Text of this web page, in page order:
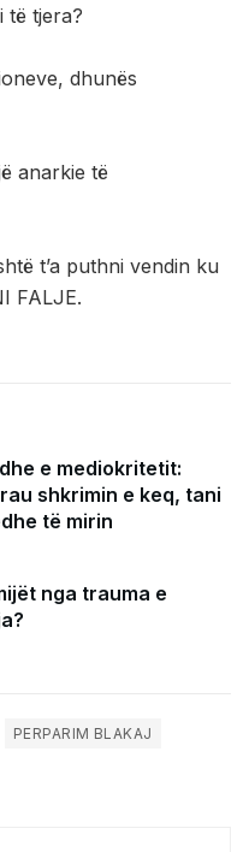
të tjera?
dhunës
anarkie të
t’a puthni vendin ku
FALJE.
e mediokritetit:
shkrimin e keq, tani
të mirin
nga trauma e
PERPARIM BLAKAJ